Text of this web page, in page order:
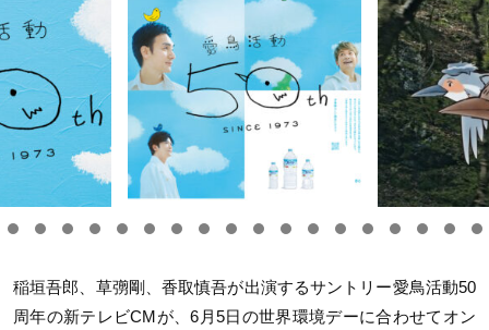
稲垣吾郎、草彅剛、香取慎吾が出演するサントリー愛鳥活動50
周年の新テレビCMが、6 月5日の世界環境デーに合わせてオン